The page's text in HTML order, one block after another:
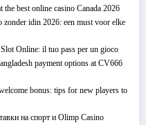
best online casino Canada 2026
zonder idin 2026: een must voor elke
Online: il tuo pass per un gioco
payment options at CV666
bonus: tips for new players to
на спорт и Olimp Casino